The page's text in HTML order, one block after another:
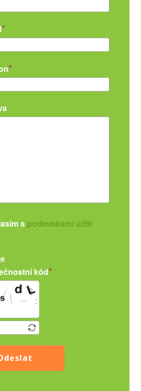
s podmínkami užití
kód